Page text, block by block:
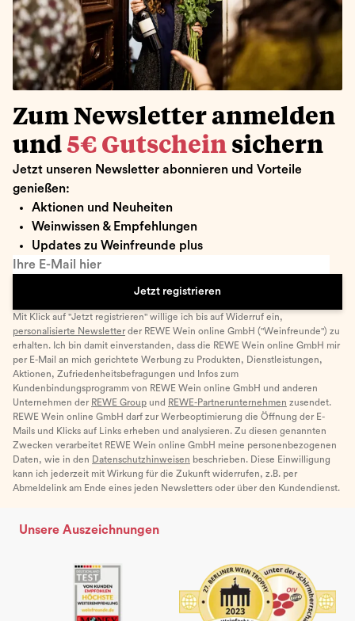
Zum Newsletter anmelden
und 5€ Gutschein sichern
Jetzt unseren Newsletter abonnieren und Vorteile
genießen:
Aktionen und Neuheiten
Weinwissen & Empfehlungen
Updates zu Weinfreunde plus
Ihre E-Mail hier
Jetzt registrieren
Mit Klick auf "Jetzt registrieren" willige ich bis auf Widerruf ein,
personalisierte Newsletter der REWE Wein online GmbH ("Weinfreunde") zu
erhalten. Ich bin damit einverstanden, dass die REWE Wein online GmbH mir
per E-Mail an mich gerichtete Werbung zu Produkten, Dienstleistungen,
Aktionen, Zufriedenheitsbefragungen und Infos zum
Kundenbindungsprogramm von REWE Wein online GmbH und anderen
Unternehmen der REWE Group und REWE-Partnerunternehmen zusendet.
REWE Wein online GmbH darf zur Werbeoptimierung die Öffnung der E-
Mails und Klicks auf Links erheben und analysieren. Zu diesen genannten
Zwecken verarbeitet REWE Wein online GmbH meine personenbezogenen
Daten, wie in den Datenschutzhinweisen beschrieben. Diese Einwilligung
kann ich jederzeit mit Wirkung für die Zukunft widerrufen, z.B. per
Abmeldelink am Ende eines jeden Newsletters oder über den Kundendienst.
Unsere Auszeichnungen